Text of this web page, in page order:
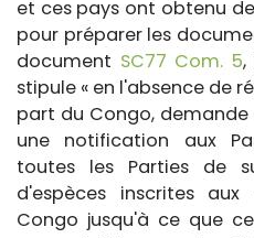
et ces pays ont obtenu
pour préparer les
document SC77 Com. 5,
stipule « en l'absence de
part du Congo,
une notification aux
toutes les Parties de
d'espèces inscrites aux
Congo jusqu'à ce que